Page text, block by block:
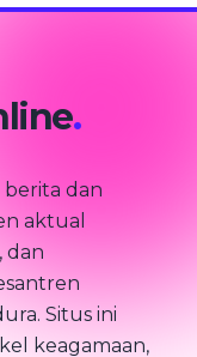
.
berita dan
aktual
dan
Situs ini
keagamaan,